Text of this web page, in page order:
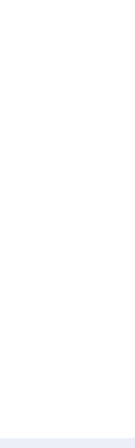
停止)など、空売り関
計し、図解でわかり